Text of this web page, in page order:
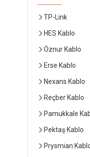
TP-Link
HES Kablo
Öznur Kablo
Erse Kablo
Nexans Kablo
Reçber Kablo
Pamukkale
Pektaş Kablo
Prysmian